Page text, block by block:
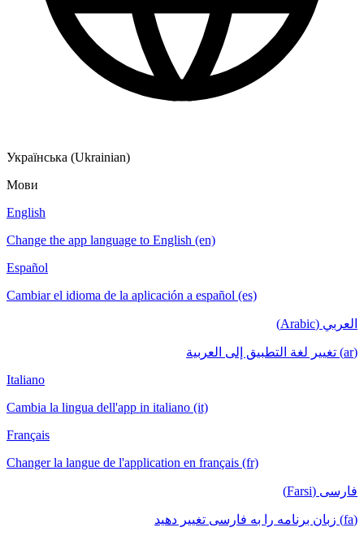
Українська (Ukrainian)
Мови
English
Change the app language to English (en)
Español
Cambiar el idioma de la aplicación a español (es)
العربي (Arabic)
(ar) تغيير لغة التطبيق إلى العربية
Italiano
Cambia la lingua dell'app in italiano (it)
Français
Changer la langue de l'application en français (fr)
فارسی (Farsi)
(fa) زبان برنامه را به فارسی تغییر دهید